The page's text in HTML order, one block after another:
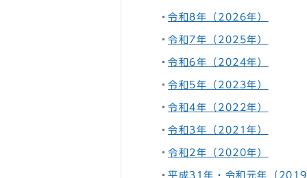
令和8年（2026年）
令和7年（2025年）
令和6年（2024年）
令和5年（2023年）
令和4年（2022年）
令和3年（2021年）
令和2年（2020年）
平成31年・令和元年（